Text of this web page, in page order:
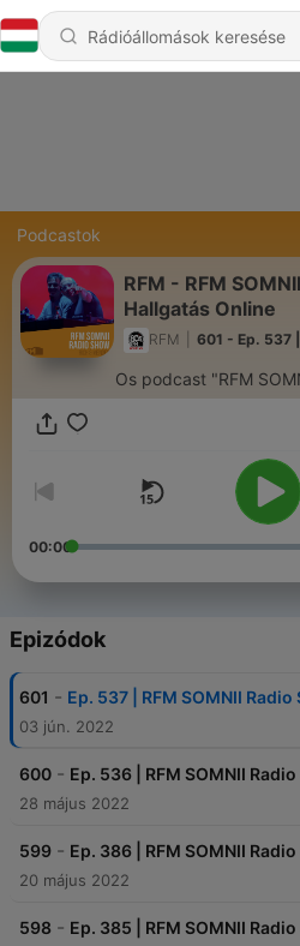
Podcastok
RFM - RFM
Hallgatás Online
RFM 601 - Ep. 537
Os podcast "RFM
00:00
Epizódok
601 - Ep. 537 | RFM SOMNII Radio
03 jún. 2022
600 - Ep. 536 | RFM SOMNII
28 május 2022
599 - Ep. 386 | RFM SOMNII
20 május 2022
598 - Ep. 385 | RFM SOMNII